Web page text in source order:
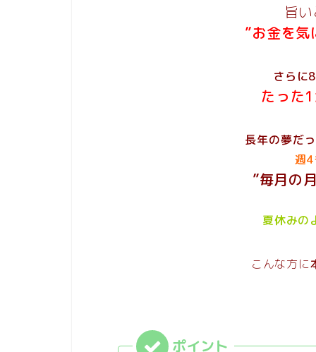
旨
”お金を
さらに
たった
長年の夢だ
週
”毎月の
夏休みの
こんな方に